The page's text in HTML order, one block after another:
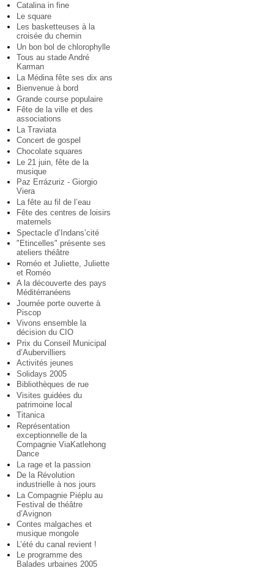
Catalina in fine
Le square
Les basketteuses à la
croisée du chemin
Un bon bol de chlorophylle
Tous au stade André
Karman
La Médina fête ses dix ans
Bienvenue à bord
Grande course populaire
Fête de la ville et des
associations
La Traviata
Concert de gospel
Chocolate squares
Le 21 juin, fête de la
musique
Paz Errázuriz - Giorgio
Viera
La fête au fil de l’eau
Fête des centres de loisirs
maternels
Spectacle d’Indans’cité
"Etincelles" présente ses
ateliers théâtre
Roméo et Juliette, Juliette
et Roméo
A la découverte des pays
Méditérranéens
Journée porte ouverte à
Piscop
Vivons ensemble la
décision du CIO
Prix du Conseil Municipal
d’Aubervilliers
Activités jeunes
Solidays 2005
Bibliothèques de rue
Visites guidées du
patrimoine local
Titanica
Représentation
exceptionnelle de la
Compagnie ViaKatlehong
Dance
La rage et la passion
De la Révolution
industrielle à nos jours
La Compagnie Piéplu au
Festival de théâtre
d’Avignon
Contes malgaches et
musique mongole
L’été du canal revient !
Le programme des
Balades urbaines 2005